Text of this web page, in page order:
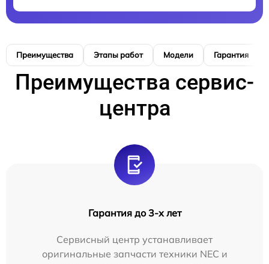
Преимущества Этапы работ Модели Гарантия
Преимущества сервис-
центра
Гарантия до 3-х лет
Сервисный центр устанавливает
оригинальные запчасти техники NEC и